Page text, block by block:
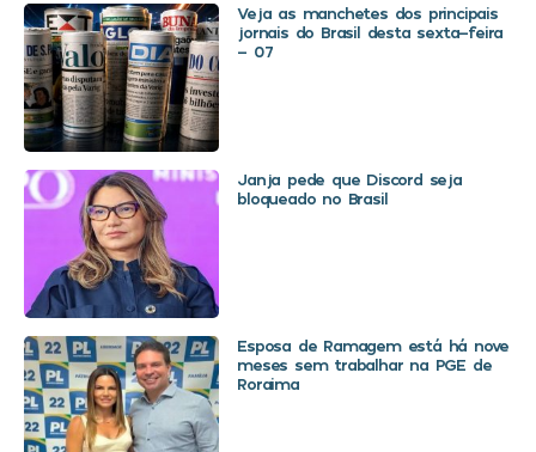
Veja as manchetes dos principais
jornais do Brasil desta sexta-feira
– 07
Janja pede que Discord seja
bloqueado no Brasil
Esposa de Ramagem está há nove
meses sem trabalhar na PGE de
Roraima